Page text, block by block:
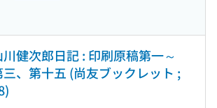
川健次郎日記 : 印刷原稿第一～
三、第十五 (尚友ブックレット ;